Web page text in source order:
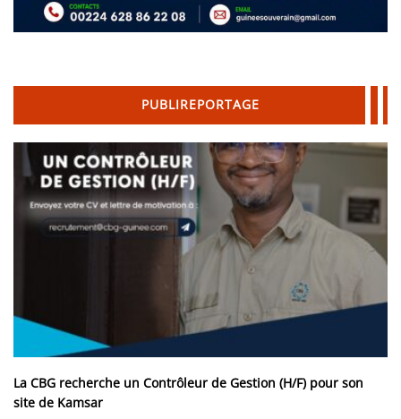
PUBLIREPORTAGE
La CBG recherche un Contrôleur de Gestion (H/F) pour son
site de Kamsar